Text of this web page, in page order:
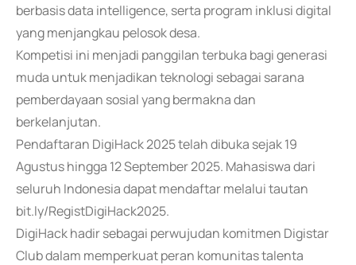
berbasis data intelligence, serta program inklusi digital
yang menjangkau pelosok desa.
Kompetisi ini menjadi panggilan terbuka bagi generasi
muda untuk menjadikan teknologi sebagai sarana
pemberdayaan sosial yang bermakna dan
berkelanjutan.
Pendaftaran DigiHack 2025 telah dibuka sejak 19
Agustus hingga 12 September 2025. Mahasiswa dari
seluruh Indonesia dapat mendaftar melalui tautan
bit.ly/RegistDigiHack2025.
DigiHack hadir sebagai perwujudan komitmen Digistar
Club dalam memperkuat peran komunitas talenta